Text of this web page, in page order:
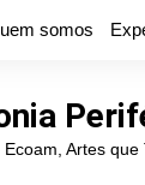
somos
Ecoam, Artes que